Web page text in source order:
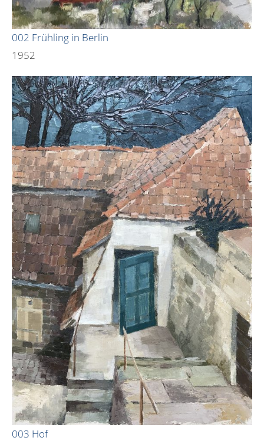
002 Frühling in Berlin
1952
003 Hof